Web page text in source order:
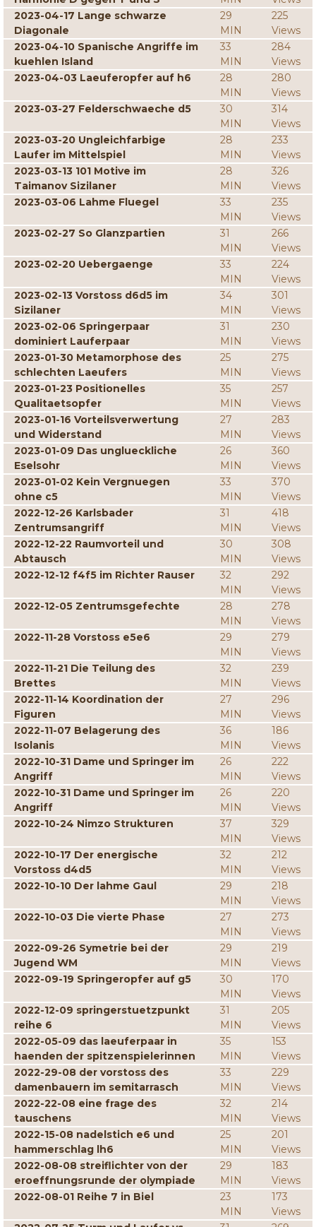
2023-04-17 Lange schwarze
Diagonale
29
MIN
225
Views
2023-04-10 Spanische Angriffe im
kuehlen Island
33
MIN
284
Views
2023-04-03 Laeuferopfer auf h6
28
MIN
280
Views
2023-03-27 Felderschwaeche d5
30
MIN
314
Views
2023-03-20 Ungleichfarbige
Laufer im Mittelspiel
28
MIN
233
Views
2023-03-13 101 Motive im
Taimanov Sizilaner
28
MIN
326
Views
2023-03-06 Lahme Fluegel
33
MIN
235
Views
2023-02-27 So Glanzpartien
31
MIN
266
Views
2023-02-20 Uebergaenge
33
MIN
224
Views
2023-02-13 Vorstoss d6d5 im
Sizilaner
34
MIN
301
Views
2023-02-06 Springerpaar
dominiert Lauferpaar
31
MIN
230
Views
2023-01-30 Metamorphose des
schlechten Laeufers
25
MIN
275
Views
2023-01-23 Positionelles
Qualitaetsopfer
35
MIN
257
Views
2023-01-16 Vorteilsverwertung
und Widerstand
27
MIN
283
Views
2023-01-09 Das unglueckliche
Eselsohr
26
MIN
360
Views
2023-01-02 Kein Vergnuegen
ohne c5
33
MIN
370
Views
2022-12-26 Karlsbader
Zentrumsangriff
31
MIN
418
Views
2022-12-22 Raumvorteil und
Abtausch
30
MIN
308
Views
2022-12-12 f4f5 im Richter Rauser
32
MIN
292
Views
2022-12-05 Zentrumsgefechte
28
MIN
278
Views
2022-11-28 Vorstoss e5e6
29
MIN
279
Views
2022-11-21 Die Teilung des
Brettes
32
MIN
239
Views
2022-11-14 Koordination der
Figuren
27
MIN
296
Views
2022-11-07 Belagerung des
Isolanis
36
MIN
186
Views
2022-10-31 Dame und Springer im
Angriff
26
MIN
222
Views
2022-10-31 Dame und Springer im
Angriff
26
MIN
220
Views
2022-10-24 Nimzo Strukturen
37
MIN
329
Views
2022-10-17 Der energische
Vorstoss d4d5
32
MIN
212
Views
2022-10-10 Der lahme Gaul
29
MIN
218
Views
2022-10-03 Die vierte Phase
27
MIN
273
Views
2022-09-26 Symetrie bei der
Jugend WM
29
MIN
219
Views
2022-09-19 Springeropfer auf g5
30
MIN
170
Views
2022-12-09 springerstuetzpunkt
reihe 6
31
MIN
205
Views
2022-05-09 das laeuferpaar in
haenden der spitzenspielerinnen
35
MIN
153
Views
2022-29-08 der vorstoss des
damenbauern im semitarrasch
33
MIN
229
Views
2022-22-08 eine frage des
tauschens
32
MIN
214
Views
2022-15-08 nadelstich e6 und
hammerschlag lh6
25
MIN
201
Views
2022-08-08 streiflichter von der
eroeffnungsrunde der olympiade
29
MIN
183
Views
2022-08-01 Reihe 7 in Biel
23
MIN
173
Views